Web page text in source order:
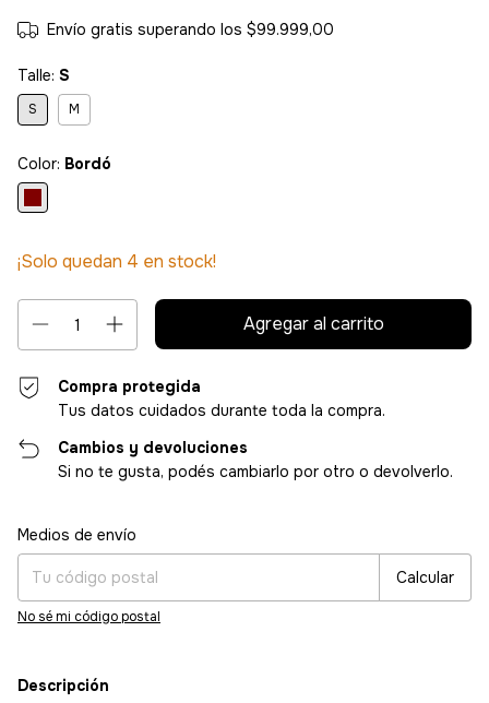
Envío gratis superando los $99.999,00
Talle: S
S M
Color: Bordó
¡Solo quedan 4 en stock!
Compra protegida
Tus datos cuidados durante toda la compra.
Cambios y devoluciones
Si no te gusta, podés cambiarlo por otro o devolverlo.
Entregas para el CP:
Medios de envío
Calcular
No sé mi código postal
Descripción